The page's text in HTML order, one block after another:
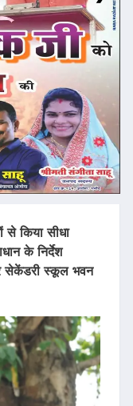
किया सीधा
के निर्देश
सेकेंडरी स्कूल भवन